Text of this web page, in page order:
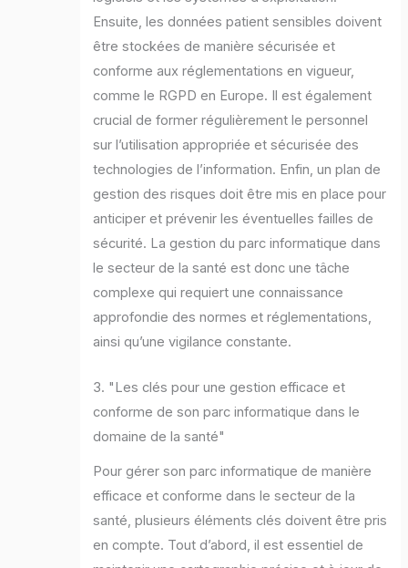
Ensuite, les données patient sensibles doivent
être stockées de manière sécurisée et
conforme aux réglementations en vigueur,
comme le RGPD en Europe. Il est également
crucial de former régulièrement le personnel
sur l’utilisation appropriée et sécurisée des
technologies de l’information. Enfin, un plan de
gestion des risques doit être mis en place pour
anticiper et prévenir les éventuelles failles de
sécurité. La gestion du parc informatique dans
le secteur de la santé est donc une tâche
complexe qui requiert une connaissance
approfondie des normes et réglementations,
ainsi qu’une vigilance constante.
3. "Les clés pour une gestion efficace et
conforme de son parc informatique dans le
domaine de la santé"
Pour gérer son parc informatique de manière
efficace et conforme dans le secteur de la
santé, plusieurs éléments clés doivent être pris
en compte. Tout d’abord, il est essentiel de